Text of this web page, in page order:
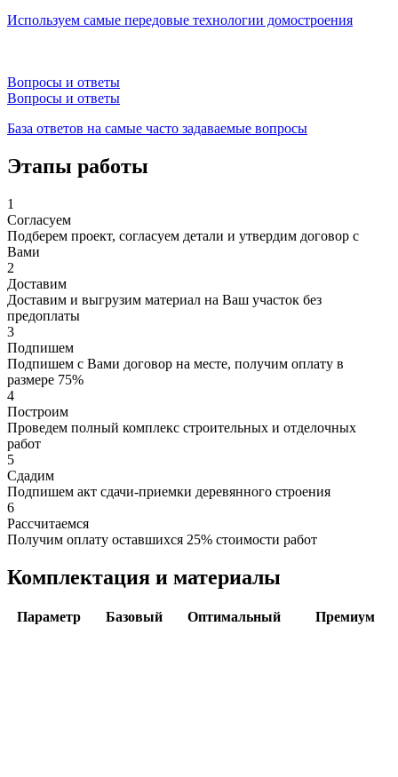
Используем самые передовые технологии домостроения
Вопросы и ответы
Вопросы и ответы
База ответов на самые часто задаваемые вопросы
Этапы работы
1
Согласуем
Подберем проект, согласуем детали и утвердим договор с
Вами
2
Доставим
Доставим и выгрузим материал на Ваш участок без
предоплаты
3
Подпишем
Подпишем с Вами договор на месте, получим оплату в
размере 75%
4
Построим
Проведем полный комплекс строительных и отделочных
работ
5
Сдадим
Подпишем акт сдачи-приемки деревянного строения
6
Рассчитаемся
Получим оплату оставшихся 25% стоимости работ
Комплектация и материалы
Параметр Базовый Оптимальный Премиум